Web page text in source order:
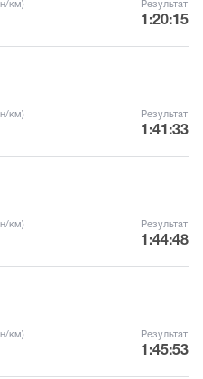
км) Результат
1:20:15
км) Результат
1:41:33
км) Результат
1:44:48
км) Результат
1:45:53